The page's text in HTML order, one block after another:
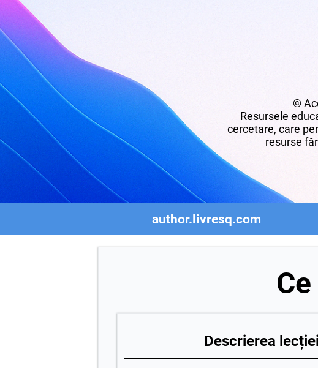
©
Resursele
cercetare, care
resurse
author.livresq.com
Descrierea lecției